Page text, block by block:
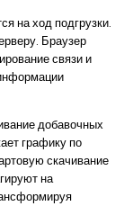
на ход подгрузки.
Браузер
связи и
добавочных
графику по
скачивание
на